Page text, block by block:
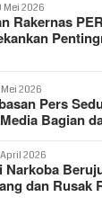
Mei 2026
Rakernas
2026
Pers
Bagian
April 2026
Narkoba
dan Rusak